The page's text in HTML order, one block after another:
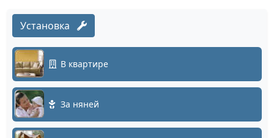
Установка
В квартире
За няней